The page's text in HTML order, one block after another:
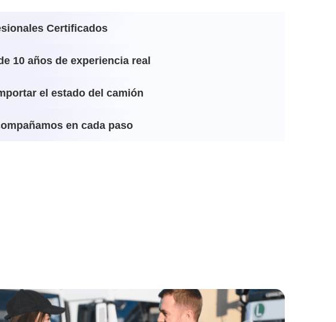
Certificados
10 años de experiencia real
el estado del camión
en cada paso